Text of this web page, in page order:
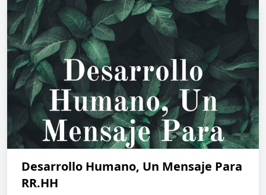
Desarrollo Humano, Un Mensaje Para
RR.HH